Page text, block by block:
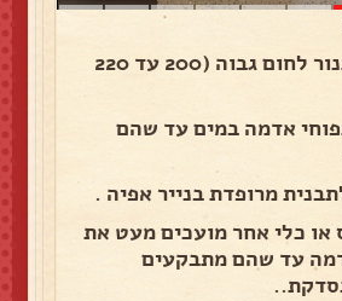
מחממים תנור לחום גבוה (200 עד 220
אדמה במים עד שהם
מרופדת בנייר אפיה .
או כלי אחר מועכים מעט את
עד שהם מתבקעים